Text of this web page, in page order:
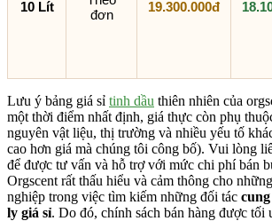
10 Lít
đơn
19.300.000đ
Lưu ý bảng giá sỉ tinh dầu thiên nhiên của
một thời điểm nhất định, giá thực còn phụ
nguyên vật liệu, thị trường và nhiều yếu tố
cao hơn giá mà chúng tôi công bố). Vui lòng
để được tư vấn và hỗ trợ với mức chi phí bán
Orgscent rất thấu hiểu và cảm thông cho
nghiệp trong việc tìm kiếm những đối tác
ly giá sỉ. Do đó, chính sách bán hàng được tối